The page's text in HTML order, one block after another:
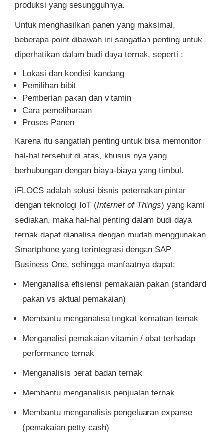
produksi yang sesungguhnya.
Untuk menghasilkan panen yang maksimal,
beberapa point dibawah ini sangatlah penting untuk
diperhatikan dalam budi daya ternak, seperti :
Lokasi dan kondisi kandang
Pemilihan bibit
Pemberian pakan dan vitamin
Cara pemeliharaan
Proses Panen
Karena itu sangatlah penting untuk bisa memonitor
hal-hal tersebut di atas, khusus nya yang
berhubungan dengan biaya-biaya yang timbul.
iFLOCS adalah solusi bisnis peternakan pintar
dengan teknologi IoT (Internet of Things) yang kami
sediakan, maka hal-hal penting dalam budi daya
ternak dapat dianalisa dengan mudah menggunakan
Smartphone yang terintegrasi dengan SAP
Business One, sehingga manfaatnya dapat:
Menganalisa efisiensi pemakaian pakan (standard
pakan vs aktual pemakaian)
Membantu menganalisa tingkat kematian ternak
Menganalisi pemakaian vitamin / obat terhadap
performance ternak
Menganalisis berat badan ternak
Membantu menganalisis penjualan ternak
Membantu menganalisis pengeluaran expanse
(pemakaian petty cash)